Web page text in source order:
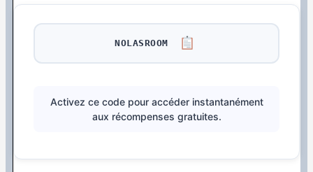
NOLASROOM
Activez ce code pour accéder instantanément
aux récompenses gratuites.